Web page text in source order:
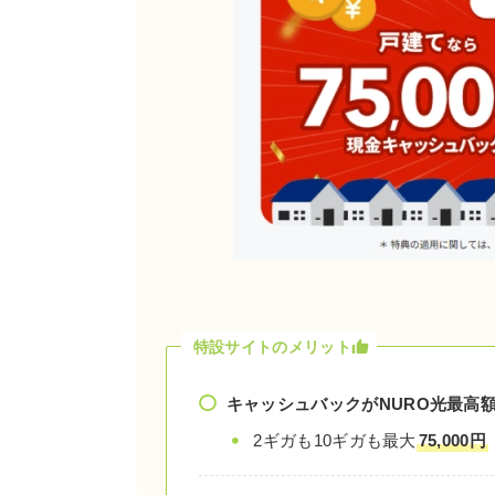
特設サイトのメリット
キャッシュバックがNURO光最高
2ギガも10ギガも最大 75,000円